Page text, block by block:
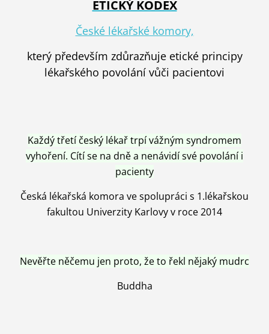
ETICKÝ KODEX
České lékařské komory,
který především zdůrazňuje etické principy
lékařského povolání vůči pacientovi
Každý třetí český lékař trpí vážným syndromem
vyhoření. Cítí se na dně a nenávidí své povolání i
pacienty
Česká lékařská komora ve spolupráci s 1.lékařskou
fakultou Univerzity Karlovy v roce 2014
Nevěřte něčemu jen proto, že to řekl nějaký mudrc
Buddha